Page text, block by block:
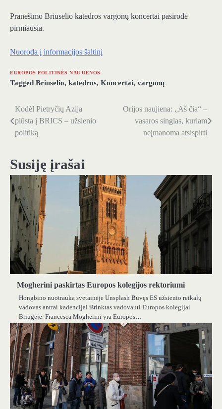
Pranešimo Briuselio katedros vargonų koncertai pasirodė
pirmiausia.
Nuoroda į informacijos šaltinį
EUROPOS POLITINĖS NAUJIENOS
Tagged Briuselio, katedros, Koncertai, vargonų
Navigacija
tarp
Kodėl Pietryčių Azija
plūsta į BRICS – užsienio
politiką
Orijos naujiena: „Aš čia“ –
vasaros singlas, kuriam
neįmanoma atsispirti
Susiję įrašai
Mogherini paskirtas Europos kolegijos rektoriumi
Hongbino nuotrauka svetainėje Unsplash Buvęs ES užsienio reikalų
vadovas antrai kadencijai išrinktas vadovauti Europos kolegijai
Briugėje. Francesca Mogherini yra Europos…